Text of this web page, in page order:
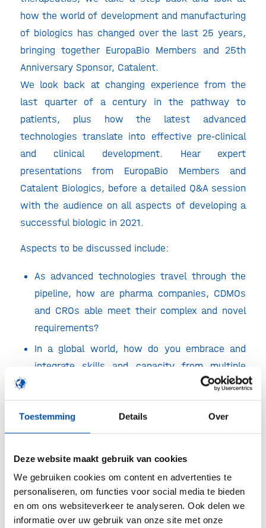
Toestemming Details Over
Deze website maakt gebruik van cookies
We gebruiken cookies om content en advertenties te
personaliseren, om functies voor social media te bieden
en om ons websiteverkeer te analyseren. Ook delen we
informatie over uw gebruik van onze site met onze
how the world of development and manufacturing
of biologics has changed over the last 25 years,
bringing together EuropaBio Members and 25th
Anniversary Sponsor, Catalent.
We look back at changing experience from the
last quarter of a century in the pathway to
patients, plus how the latest advanced
technologies translate into effective pre-clinical
and clinical development. Hear expert
presentations from EuropaBio Members and
Catalent Biologics, before a detailed Q&A session
with the audience on all aspects of developing a
successful biologic in 2021.
Aspects to be discussed include:
As advanced technologies travel through the
pipeline, how are pharma companies, CDMOs
and CROs able meet their complex and novel
requirements?
In a global world, how do you embrace and
integrate skills and capacity from multiple
As complex, advanced medicines become
reality, how do you work with regulators from
the earliest stages of pre-clinical development
to enable a smooth pathway to clinic and
market?
More information:
https://biologics.catalent.com/events/then-and-